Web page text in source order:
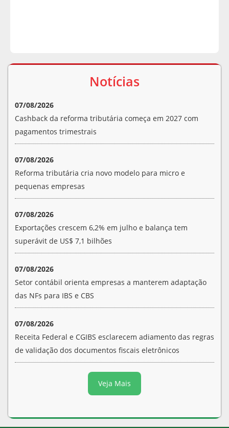
Notícias
07/08/2026
Cashback da reforma tributária começa em 2027 com
pagamentos trimestrais
07/08/2026
Reforma tributária cria novo modelo para micro e
pequenas empresas
07/08/2026
Exportações crescem 6,2% em julho e balança tem
superávit de US$ 7,1 bilhões
07/08/2026
Setor contábil orienta empresas a manterem adaptação
das NFs para IBS e CBS
07/08/2026
Receita Federal e CGIBS esclarecem adiamento das regras
de validação dos documentos fiscais eletrônicos
Veja Mais